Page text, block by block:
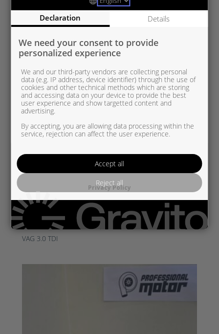
VAG844437-0007 UUSI OEM
VAG 3.0 TDI
Declaration Details
We need your consent to provide
personalized experience
We and our third-party vendors are collecting personal
data (e.g. IP address, device identifier) through the use of
cookies and other technical methods which are storing
and accessing data on your device to provide the best
user experience and show targetted content and
advertising.
By accepting, you are allowing data processing within the
service, rejection can affect the user experience.
Accept all
Reject all
Privacy Policy